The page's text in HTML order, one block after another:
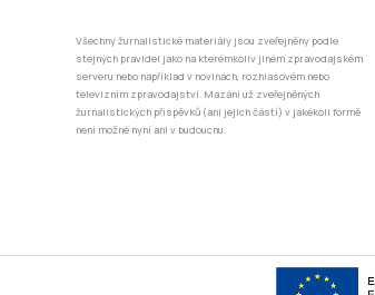
Všechny žurnalistické materiály jsou zveřejněny podle
stejných pravidel jako na kterémkoliv jiném zpravodajském
serveru nebo například v novinách, rozhlasovém nebo
televizním zpravodajství. Mazání už zveřejněných
žurnalistických příspěvků (ani jejich částí) v jakékoli formě
není možné nyní ani v budoucnu.